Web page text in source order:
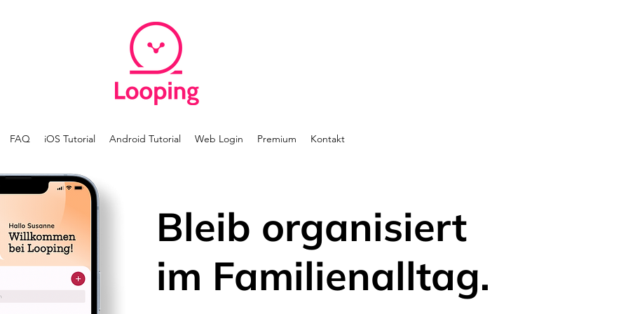
FAQ iOS Tutorial Android Tutorial Web Login Premium Kontakt
Bleib organisiert
im Familienalltag.